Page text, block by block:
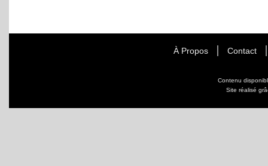
À Propos Contact
Contenu
Site réalisé